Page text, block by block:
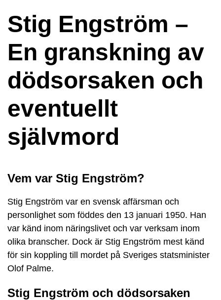
Stig Engström –
En granskning av
dödsorsaken och
eventuellt
självmord
Vem var Stig Engström?
Stig Engström var en svensk affärsman och
personlighet som föddes den 13 januari 1950. Han
var känd inom näringslivet och var verksam inom
olika branscher. Dock är Stig Engström mest känd
för sin koppling till mordet på Sveriges statsminister
Olof Palme.
Stig Engström och dödsorsaken